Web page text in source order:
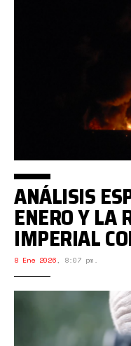
ANÁLISIS
ENERO Y LA
IMPERIAL
8 Ene 2026, 8:07 pm.